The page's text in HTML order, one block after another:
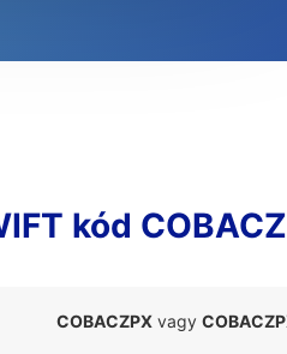
kód
COBACZPX vagy